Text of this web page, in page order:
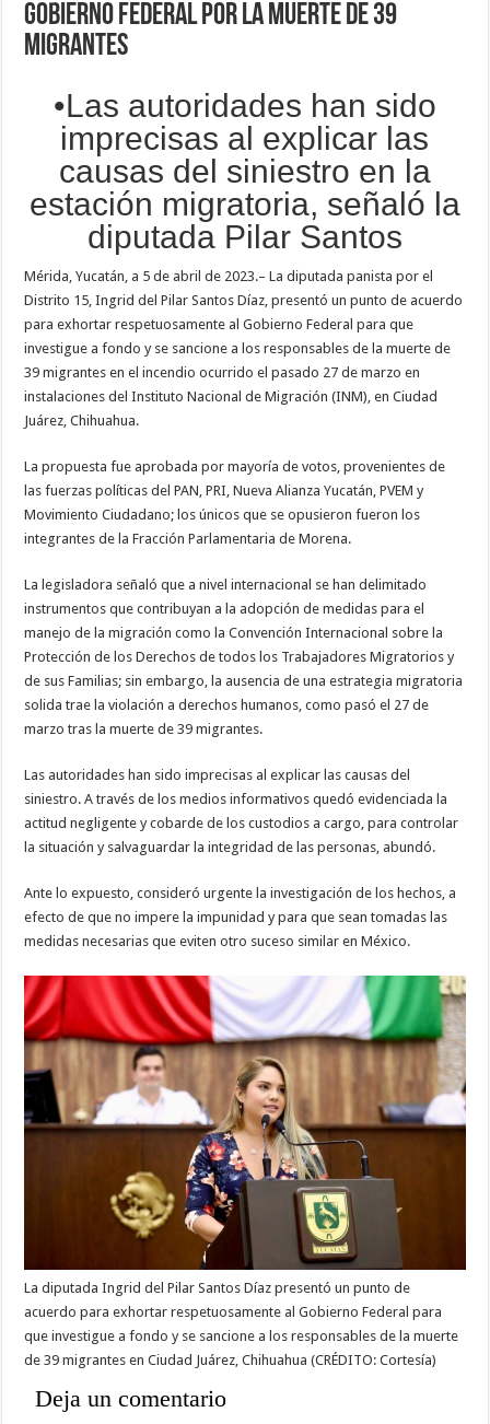
gobierno federal por la muerte de 39
migrantes
•Las autoridades han sido
imprecisas al explicar las
causas del siniestro en la
estación migratoria, señaló la
diputada Pilar Santos
Mérida, Yucatán, a 5 de abril de 2023.– La diputada panista por el
Distrito 15, Ingrid del Pilar Santos Díaz, presentó un punto de acuerdo
para exhortar respetuosamente al Gobierno Federal para que
investigue a fondo y se sancione a los responsables de la muerte de
39 migrantes en el incendio ocurrido el pasado 27 de marzo en
instalaciones del Instituto Nacional de Migración (INM), en Ciudad
Juárez, Chihuahua.
La propuesta fue aprobada por mayoría de votos, provenientes de
las fuerzas políticas del PAN, PRI, Nueva Alianza Yucatán, PVEM y
Movimiento Ciudadano; los únicos que se opusieron fueron los
integrantes de la Fracción Parlamentaria de Morena.
La legisladora señaló que a nivel internacional se han delimitado
instrumentos que contribuyan a la adopción de medidas para el
manejo de la migración como la Convención Internacional sobre la
Protección de los Derechos de todos los Trabajadores Migratorios y
de sus Familias; sin embargo, la ausencia de una estrategia migratoria
solida trae la violación a derechos humanos, como pasó el 27 de
marzo tras la muerte de 39 migrantes.
Las autoridades han sido imprecisas al explicar las causas del
siniestro. A través de los medios informativos quedó evidenciada la
actitud negligente y cobarde de los custodios a cargo, para controlar
la situación y salvaguardar la integridad de las personas, abundó.
Ante lo expuesto, consideró urgente la investigación de los hechos, a
efecto de que no impere la impunidad y para que sean tomadas las
medidas necesarias que eviten otro suceso similar en México.
La diputada Ingrid del Pilar Santos Díaz presentó un punto de
acuerdo para exhortar respetuosamente al Gobierno Federal para
que investigue a fondo y se sancione a los responsables de la muerte
de 39 migrantes en Ciudad Juárez, Chihuahua (CRÉDITO: Cortesía)
Deja un comentario